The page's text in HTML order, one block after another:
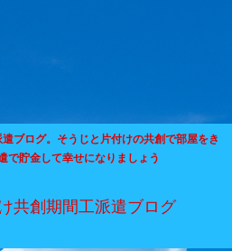
ブログ。そうじと片付けの共創で部屋をき
で貯金して幸せになりましょう
共創期間工派遣ブログ